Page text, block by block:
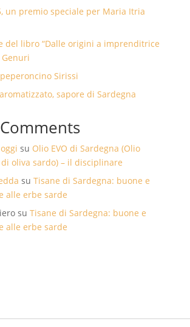
un premio speciale per Maria Itria
del libro “Dalle origini a imprenditrice
Genuri
Sirissi
sapore di Sardegna
su Olio EVO di Sardegna (Olio
oliva sardo) – il disciplinare
su Tisane di Sardegna: buone e
alle erbe sarde
su Tisane di Sardegna: buone e
alle erbe sarde